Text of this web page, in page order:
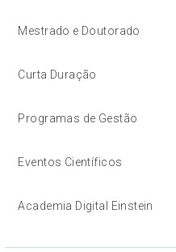
Mestrado e Doutorado
Curta Duração
Programas de Gestão
Eventos Científicos
Academia Digital Einstein